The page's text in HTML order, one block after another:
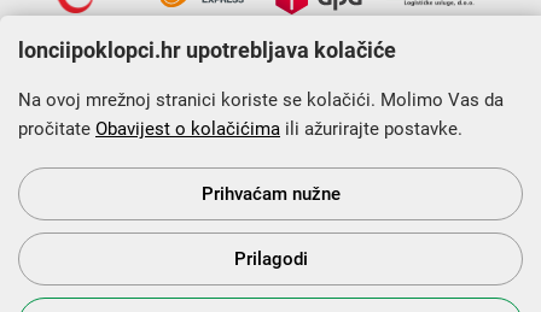
Krajnji primatelj financijskog instrumenta sufinanciranog iz
Europskog fonda za regionalni razvoj u sklopu Operativnog
programa „Konkurentnost i kohezija”.
s Vama od 2014. godine!
lonciipoklopci.hr upotrebljava kolačiće
Na ovoj mrežnoj stranici koriste se kolačići. Molimo Vas da
pročitate Obavijest o kolačićima ili ažurirajte postavke.
Prihvaćam nužne
Prilagodi